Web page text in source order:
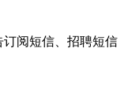
阅短信、招聘短信